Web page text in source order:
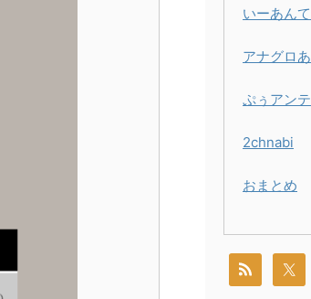
いーあん
アナグロ
ぷぅアン
2chnabi
おまとめ